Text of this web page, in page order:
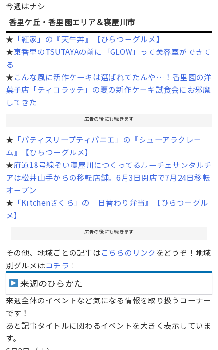
今週はナシ
香里ケ丘・香里園エリア＆寝屋川市
★ 「紅家」の『天牛丼』【ひらつーグルメ】
★東香里のTSUTAYAの前に「GLOW」って美容室ができて
る
★こんな風に新作ケーキは選ばれてたんや…！香里園の洋
菓子店「ティコラッテ」の夏の新作ケーキ試食会にお邪魔
してきた
広告の後にも続きます
★ 「パティスリープティパニエ」の『シューアラクレー
ム』【ひらつーグルメ】
★府道18号線ぞい寝屋川につくってるルーチェサンタルチ
アは松井山手からの移転店舗。6月3日閉店で7月24日移転
オープン
★ 「Kitchenさくら」の『日替わり弁当』【ひらつーグル
メ】
広告の後にも続きます
その他、地域ごとの記事はこちらのリンク をどうぞ！地域
別グルメはコチラ ！
来週のひらかた
来週全体のイベントなど気になる情報を取り扱うコーナー
です！
あと記事タイトルに関わるイベントを大きく表示していま
す。